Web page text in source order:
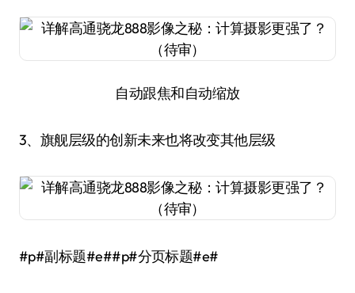
自动跟焦和自动缩放
3、旗舰层级的创新未来也将改变其他层级
#p#副标题#e##p#分页标题#e#